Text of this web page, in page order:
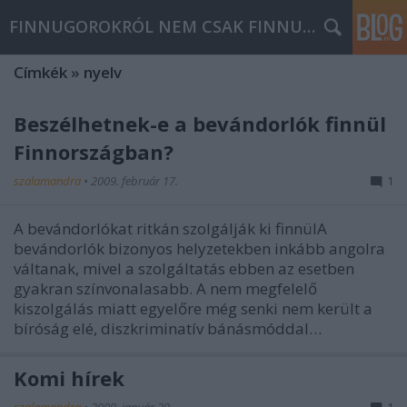
FINNUGOROKRÓL NEM CSAK FINNUGOROKNAK
Címkék » nyelv
Beszélhetnek-e a bevándorlók finnül
Finnországban?
szalamandra • 2009. február 17. 1
A bevándorlókat ritkán szolgálják ki finnülA
bevándorlók bizonyos helyzetekben inkább angolra
váltanak, mivel a szolgáltatás ebben az esetben
gyakran színvonalasabb. A nem megfelelő
kiszolgálás miatt egyelőre még senki nem került a
bíróság elé, diszkriminatív bánásmóddal…
Komi hírek